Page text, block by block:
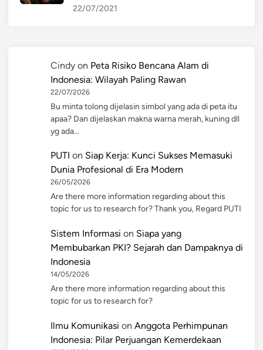
22/07/2021
Cindy on Peta Risiko Bencana Alam di
Indonesia: Wilayah Paling Rawan
22/07/2026
Bu minta tolong dijelasin simbol yang ada di peta itu
apaa? Dan dijelaskan makna warna merah, kuning dll
yg ada…
PUTI on Siap Kerja: Kunci Sukses Memasuki
Dunia Profesional di Era Modern
26/05/2026
Are there more information regarding about this
topic for us to research for? Thank you, Regard PUTI
Sistem Informasi on Siapa yang
Membubarkan PKI? Sejarah dan Dampaknya di
Indonesia
14/05/2026
Are there more information regarding about this
topic for us to research for?
Ilmu Komunikasi on Anggota Perhimpunan
Indonesia: Pilar Perjuangan Kemerdekaan